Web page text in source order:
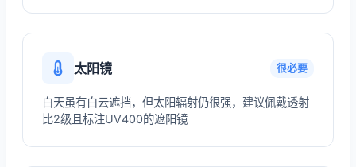
太阳镜 很必要
白天虽有白云遮挡，但太阳辐射仍很强，建议佩戴透射
比2级且标注UV400的遮阳镜